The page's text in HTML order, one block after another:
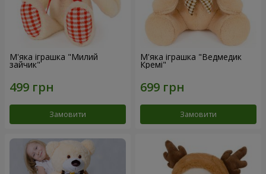
М'яка іграшка "Милий
зайчик"
Замовити
М'яка іграшка "Ведмедик
Кремі"
Замовити